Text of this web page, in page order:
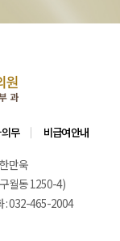
무
비급여안내
만욱
월동 1250-4)
: 032-465-2004